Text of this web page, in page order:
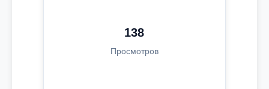
138
Просмотров